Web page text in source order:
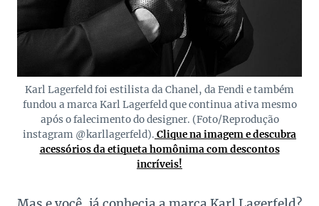
Karl Lagerfeld foi estilista da Chanel, da Fendi e também
fundou a marca Karl Lagerfeld que continua ativa mesmo
após o falecimento do designer. (Foto/Reprodução
instagram @karllagerfeld). Clique na imagem e descubra
acessórios da etiqueta homônima com descontos
incríveis!